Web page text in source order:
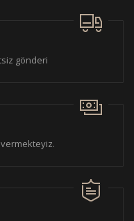
gönderi